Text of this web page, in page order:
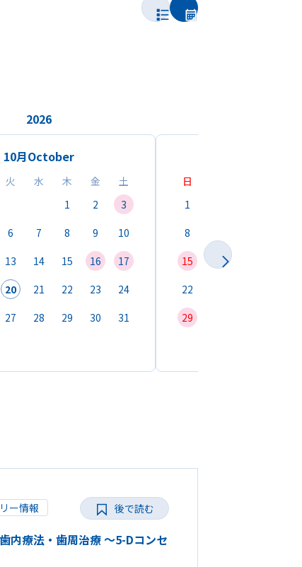
2026
10月October
火 水 木 金
土
1
2
3
6 7 8 9
10
13 14 15 16
17
20 21 22 23
24
27 28 29 30 31
日
1
8
15
22
29
ー情報
内療法・歯周治療 ～5-Dコンセ
後で読む